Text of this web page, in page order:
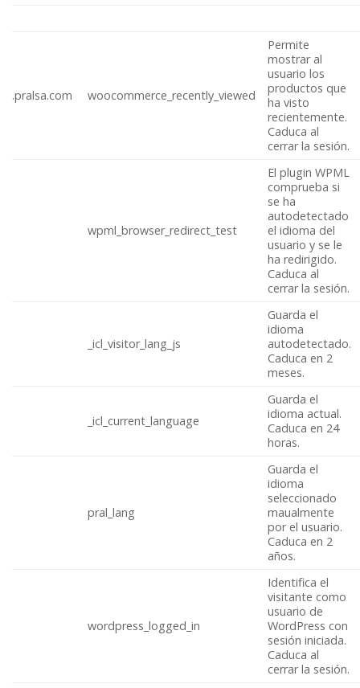
.pralsa.com woocommerce_recently_viewed
Permite
mostrar al
usuario los
productos que
ha visto
recientemente.
Caduca al
cerrar la sesión.
wpml_browser_redirect_test
El plugin WPML
comprueba si
se ha
autodetectado
el idioma del
usuario y se le
ha redirigido.
Caduca al
cerrar la sesión.
_icl_visitor_lang_js
Guarda el
idioma
autodetectado.
Caduca en 2
meses.
_icl_current_language
Guarda el
idioma actual.
Caduca en 24
horas.
pral_lang
Guarda el
idioma
seleccionado
maualmente
por el usuario.
Caduca en 2
años.
wordpress_logged_in
Identifica el
visitante como
usuario de
WordPress con
sesión iniciada.
Caduca al
cerrar la sesión.